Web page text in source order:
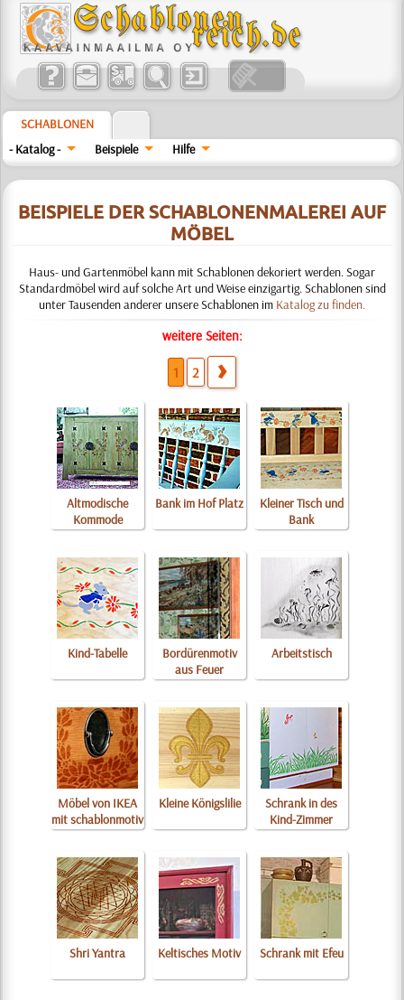
SCHABLONEN
- Katalog -
Beispiele Hilfe
BEISPIELE DER SCHABLONENMALEREI AUF
MÖBEL
Haus- und Gartenmöbel kann mit Schablonen dekoriert werden. Sogar
Standardmöbel wird auf solche Art und Weise einzigartig. Schablonen sind
unter Tausenden anderer unsere Schablonen im Katalog zu finden.
weitere Seiten:
1 2
Altmodische
Kommode
Bank im Hof Platz
Kleiner Tisch und
Bank
Kind-Tabelle
Bordürenmotiv
aus Feuer
Arbeitstisch
Möbel von IKEA
mit schablonmotiv
Kleine Königslilie
Schrank in des
Kind-Zimmer
Shri Yantra Keltisches Motiv Schrank mit Efeu